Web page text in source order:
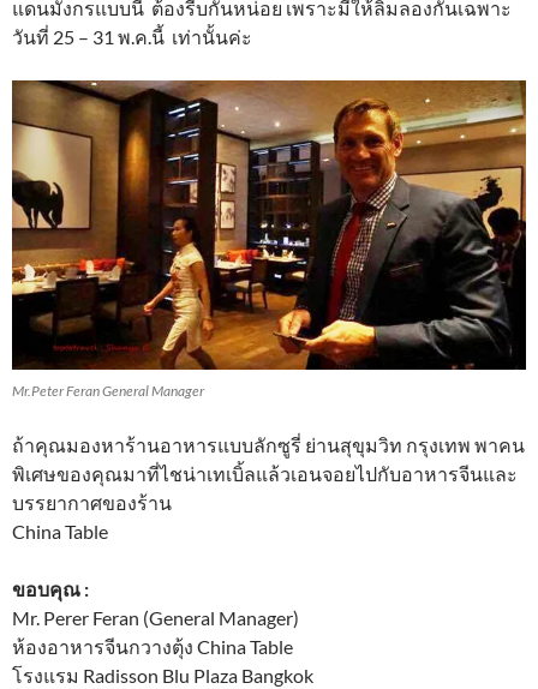
แดนมังกรแบบนี้ ต้องรีบกันหน่อย เพราะมีให้ลิ้มลองกันเฉพาะ
วันที่ 25 – 31 พ.ค.นี้ เท่านั้นค่ะ
Mr.Peter Feran General Manager
ถ้าคุณมองหาร้านอาหารแบบลักซูรี่ ย่านสุขุมวิท กรุงเทพ พาคน
พิเศษของคุณมาที่ไชน่าเทเบิ้ลแล้วเอนจอยไปกับอาหารจีนและ
บรรยากาศของร้าน
China Table
ขอบคุณ :
Mr. Perer Feran (General Manager)
ห้องอาหารจีนกวางตุ้ง China Table
โรงแรม Radisson Blu Plaza Bangkok